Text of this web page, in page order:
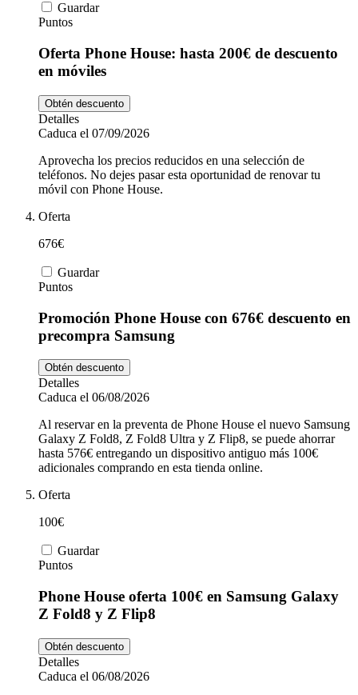
Guardar
Puntos
Oferta Phone House: hasta 200€ de descuento
en móviles
Obtén descuento
Detalles
Caduca el 07/09/2026
Aprovecha los precios reducidos en una selección de
teléfonos. No dejes pasar esta oportunidad de renovar tu
móvil con Phone House.
Oferta
676€
Guardar
Puntos
Promoción Phone House con 676€ descuento en
precompra Samsung
Obtén descuento
Detalles
Caduca el 06/08/2026
Al reservar en la preventa de Phone House el nuevo Samsung
Galaxy Z Fold8, Z Fold8 Ultra y Z Flip8, se puede ahorrar
hasta 576€ entregando un dispositivo antiguo más 100€
adicionales comprando en esta tienda online.
Oferta
100€
Guardar
Puntos
Phone House oferta 100€ en Samsung Galaxy
Z Fold8 y Z Flip8
Obtén descuento
Detalles
Caduca el 06/08/2026